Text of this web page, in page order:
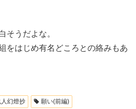
そうだよな。
をはじめ有名どころとの絡みもあ
人幻燈抄 願い(前編)